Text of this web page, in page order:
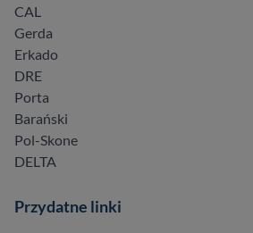
CAL
Gerda
Erkado
DRE
Porta
Barański
Pol-Skone
DELTA
Przydatne linki